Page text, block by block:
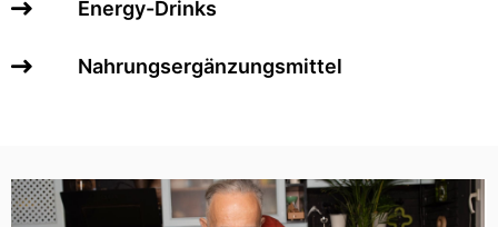
Energy-Drinks
Nahrungsergänzungsmittel